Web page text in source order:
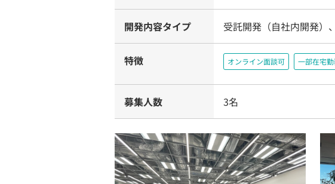
開発内容タイプ 受託開発（自社内開発）
特徴 オンライン面談可 一部在宅
募集人数 3名